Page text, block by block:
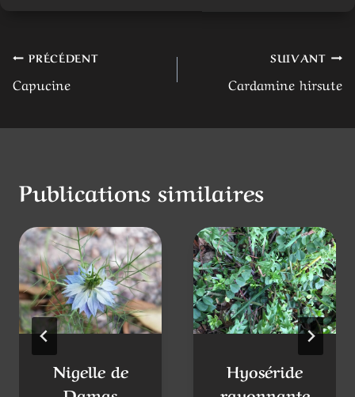
Nigelle de
Damas
Hyoséride
rayonnante